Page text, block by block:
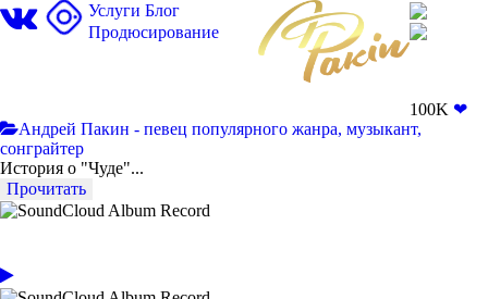
Услуги Блог
Продюсирование
100K ❤
Андрей Пакин - певец популярного жанра, музыкант,
сонграйтер
История о "Чуде"...
Прочитать